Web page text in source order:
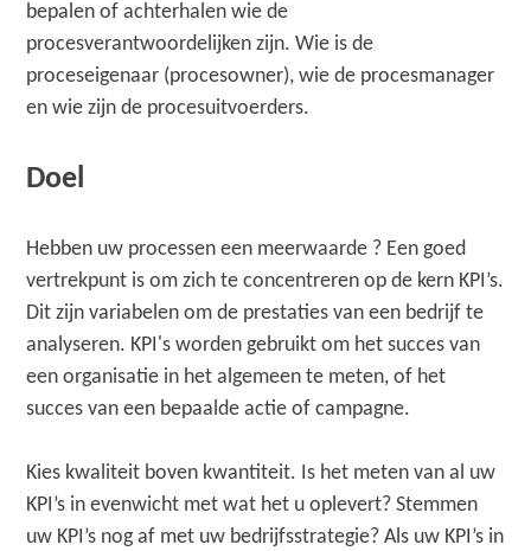
bepalen of achterhalen wie de
procesverantwoordelijken zijn. Wie is de
proceseigenaar (procesowner), wie de procesmanager
en wie zijn de procesuitvoerders.
Doel
Hebben uw processen een meerwaarde ? Een goed
vertrekpunt is om zich te concentreren op de kern KPI’s.
Dit zijn variabelen om de prestaties van een bedrijf te
analyseren. KPI's worden gebruikt om het succes van
een organisatie in het algemeen te meten, of het
succes van een bepaalde actie of campagne.
Kies kwaliteit boven kwantiteit. Is het meten van al uw
KPI’s in evenwicht met wat het u oplevert? Stemmen
uw KPI’s nog af met uw bedrijfsstrategie? Als uw KPI’s in